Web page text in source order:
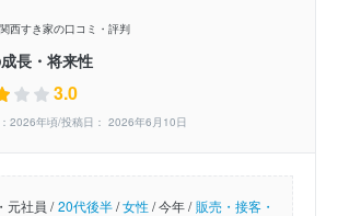
西すき家の口コミ・評判
長・将来性
3.0
2026年頃/投稿日： 2026年6月10日
元社員 / 20代後半/女性/今年 / 販売・接客・